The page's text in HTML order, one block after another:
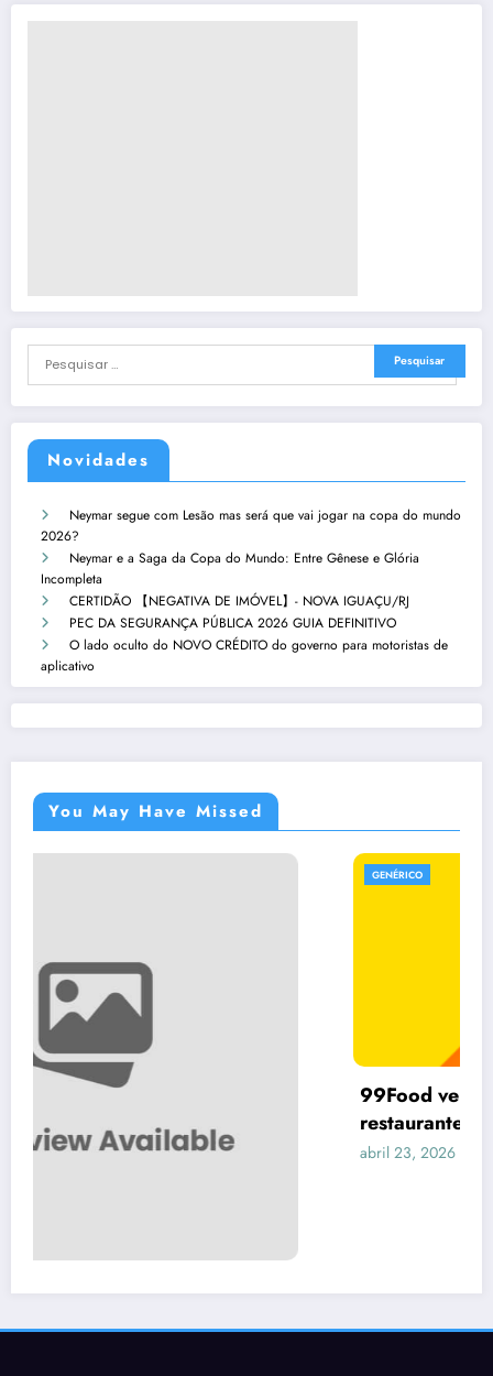
Novidades
Neymar segue com Lesão mas será que vai jogar na copa do mundo
2026?
Neymar e a Saga da Copa do Mundo: Entre Gênese e Glória
Incompleta
CERTIDÃO 【NEGATIVA DE IMÓVEL】- NOVA IGUAÇU/RJ
PEC DA SEGURANÇA PÚBLICA 2026 GUIA DEFINITIVO
O lado oculto do NOVO CRÉDITO do governo para motoristas de
aplicativo
You May Have Missed
99Food vem dando calote em vários
restaurantes no Brasil
abril 23, 2026 Lider Tech